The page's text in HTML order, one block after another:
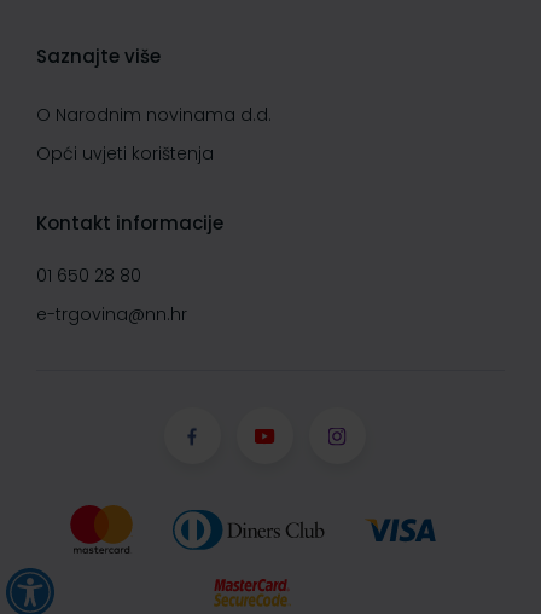
Saznajte više
O Narodnim novinama d.d.
Opći uvjeti korištenja
Kontakt informacije
01 650 28 80
e-trgovina@nn.hr